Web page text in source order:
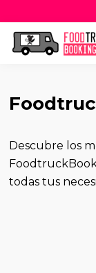
Descubre los
todas tus